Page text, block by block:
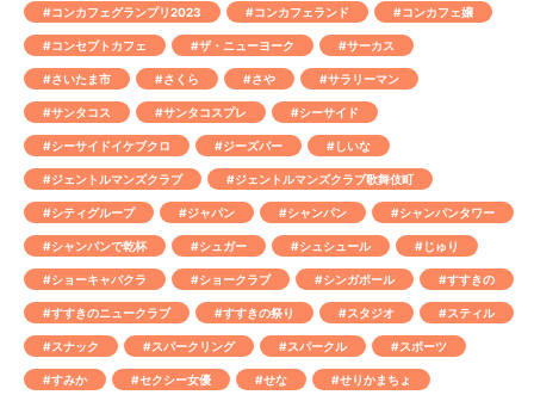
#コンカフェグランプリ2023 #コンカフェランド #コンカフェ嬢
#コンセプトカフェ #ザ・ニューヨーク #サーカス
#さいたま市 #さくら #さや #サラリーマン
#サンタコス #サンタコスプレ #シーサイド
#シーサイドイケブクロ #ジーズバー #しいな
#ジェントルマンズクラブ #ジェントルマンズクラブ歌舞伎町
#シティグループ #ジャパン #シャンパン #シャンパンタワー
#シャンパンで乾杯 #シュガー #シュシュール #じゅり
#ショーキャバクラ #ショークラブ #シンガポール #すすきの
#すすきのニュークラブ #すすきの祭り #スタジオ #スティル
#スナック #スパークリング #スパークル #スポーツ
#すみか #セクシー女優 #せな #せりかまちょ